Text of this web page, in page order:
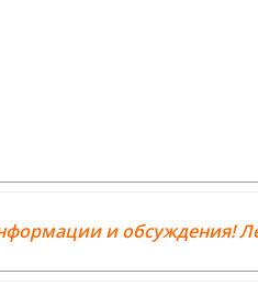
и обсуждения!